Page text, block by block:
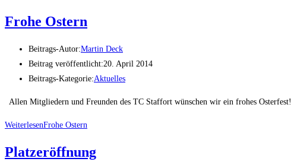
Frohe Ostern
Beitrags-Autor:Martin Deck
Beitrag veröffentlicht:20. April 2014
Beitrags-Kategorie:Aktuelles
Allen Mitgliedern und Freunden des TC Staffort wünschen wir ein frohes Osterfest!
WeiterlesenFrohe Ostern
Platzeröffnung